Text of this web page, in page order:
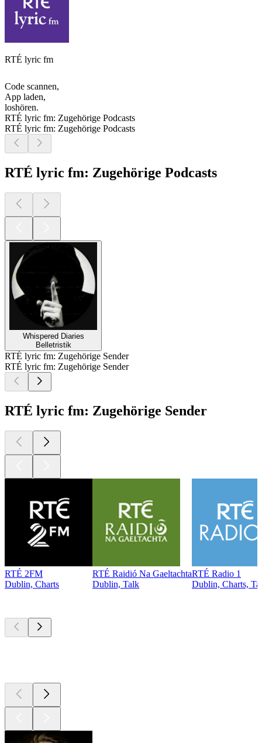
RTÉ lyric fm
Code scannen,
App laden,
loshören.
RTÉ lyric fm: Zugehörige Podcasts
RTÉ lyric fm: Zugehörige Podcasts
RTÉ lyric fm: Zugehörige Podcasts
Whispered Diaries
Belletristik
RTÉ lyric fm: Zugehörige Sender
RTÉ lyric fm: Zugehörige Sender
RTÉ lyric fm: Zugehörige Sender
RTÉ 2FM
Dublin, Charts
RTÉ Raidió Na Gaeltachta
Dublin, Talk
RTÉ Radio 1
Dublin, Charts,